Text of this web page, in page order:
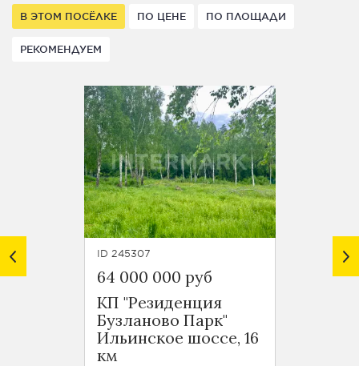
В ЭТОМ ПОСЁЛКЕ ПО ЦЕНЕ ПО ПЛОЩАДИ
РЕКОМЕНДУЕМ
ID 245307
64 000 000 руб
КП "Резиденция
Бузланово Парк"
Ильинское шоссе, 16
км
ID
56